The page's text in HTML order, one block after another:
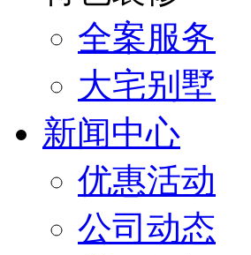
全案服务
大宅别墅
新闻中心
优惠活动
公司动态